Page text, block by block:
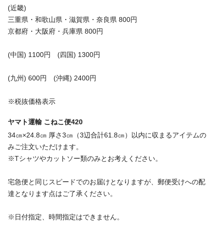
(近畿)
三重県・和歌山県・滋賀県・奈良県 800円
京都府・大阪府・兵庫県 800円
(中国) 1100円 (四国) 1300円
(九州) 600円 (沖縄) 2400円
※税抜価格表示
ヤマト運輸 こねこ便420
34㎝×24.8㎝ 厚さ3㎝（3辺合計61.8㎝）以内に収まるアイテムの
みご注文いただけます。
※Tシャツやカットソー類のみとお考えください。
宅急便と同じスピードでのお届けとなりますが、郵便受けへの配
達となります点はご了承ください。
※日付指定、時間指定はできません。